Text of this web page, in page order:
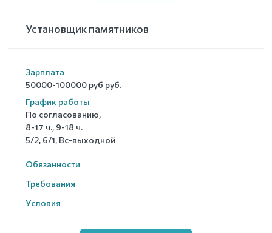
Установщик памятников
Зарплата
50000-100000 руб руб.
График работы
По согласованию,
8-17 ч., 9-18 ч.
5/2, 6/1, Вс-выходной
Обязанности
Требования
Условия